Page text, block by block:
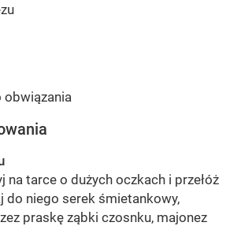
na tarce o dużych oczkach i przełóż
do niego serek śmietankowy,
praskę ząbki czosnku, majonez